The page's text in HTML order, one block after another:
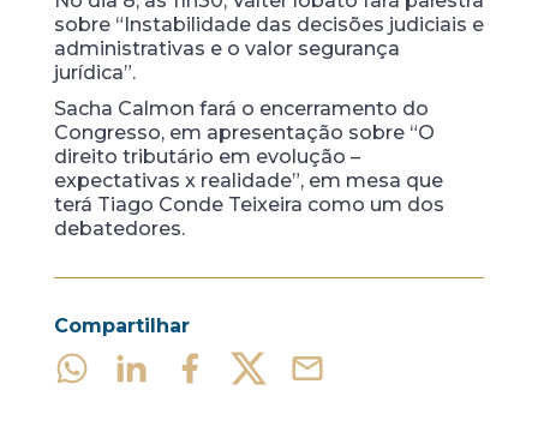
sobre “Instabilidade das decisões judiciais e
administrativas e o valor segurança
jurídica”.
Sacha Calmon fará o encerramento do
Congresso, em apresentação sobre “O
direito tributário em evolução –
expectativas x realidade”, em mesa que
terá Tiago Conde Teixeira como um dos
debatedores.
Compartilhar